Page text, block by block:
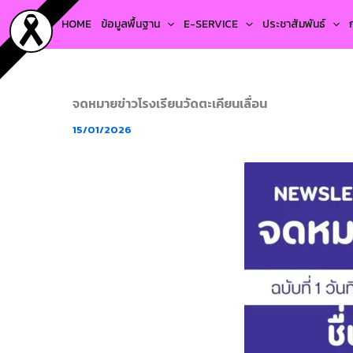
Skip
to
content
HOME ข้อมูลพื้นฐาน E-SERVICE ประชาสัมพันธ์
จดหมายข่าวโรงเรียนวัดตะเคียนเลื่อน
15/01/2026